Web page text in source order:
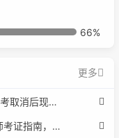
66%
更多
2026 心理咨询师完整报考解析（2017 国考取消后现行权威体系 + 避坑全指南）
广州 / 深圳上班族必看｜2026 心理咨询师考证指南，转行副业、情绪疏导双收益